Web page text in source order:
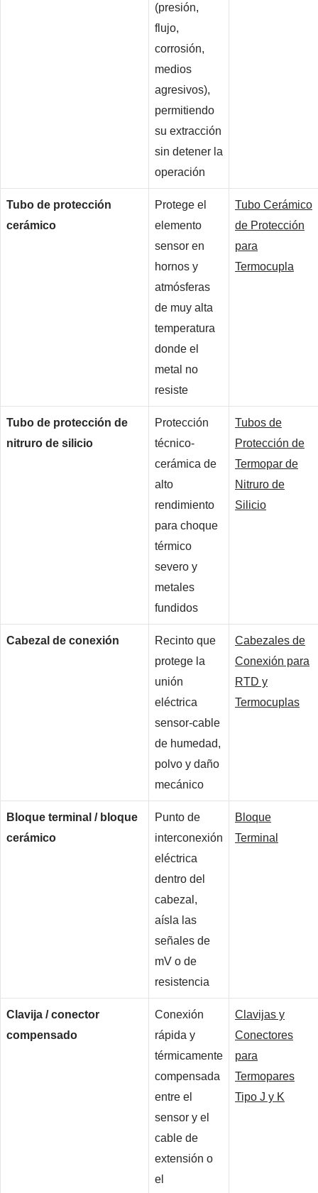
(presión,
flujo,
corrosión,
medios
agresivos),
permitiendo
su extracción
sin detener la
operación
Tubo de protección
cerámico
Protege el
elemento
sensor en
hornos y
atmósferas
de muy alta
temperatura
donde el
metal no
resiste
Tubo Cerámico
de Protección
para
Termocupla
Tubo de protección de
nitruro de silicio
Protección
técnico-
cerámica de
alto
rendimiento
para choque
térmico
severo y
metales
fundidos
Tubos de
Protección de
Termopar de
Nitruro de
Silicio
Cabezal de conexión
Recinto que
protege la
unión
eléctrica
sensor-cable
de humedad,
polvo y daño
mecánico
Cabezales de
Conexión para
RTD y
Termocuplas
Bloque terminal / bloque
cerámico
Punto de
interconexión
eléctrica
dentro del
cabezal,
aísla las
señales de
mV o de
resistencia
Bloque
Terminal
Clavija / conector
compensado
Conexión
rápida y
térmicamente
compensada
entre el
sensor y el
cable de
extensión o
el
Clavijas y
Conectores
para
Termopares
Tipo J y K